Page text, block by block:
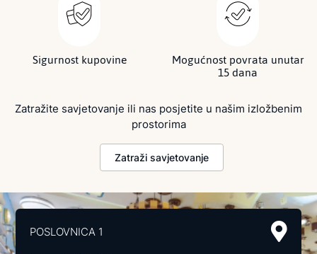
Sigurnost kupovine Mogućnost povrata unutar
15 dana
Zatražite savjetovanje ili nas posjetite u našim izložbenim
prostorima
Zatraži savjetovanje
POSLOVNICA 1